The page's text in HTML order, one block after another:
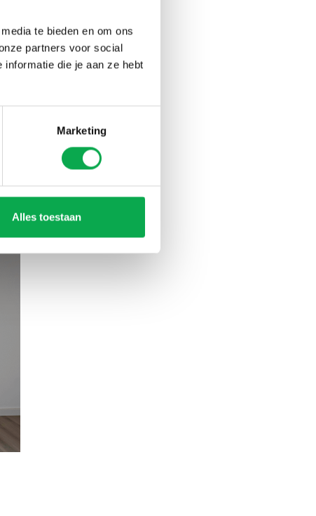
te bieden en om ons
partners voor social
die je aan ze hebt
Marketing
Alles toestaan